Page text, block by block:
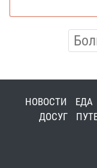
НОВОСТИ ЕДА
ДОСУГ